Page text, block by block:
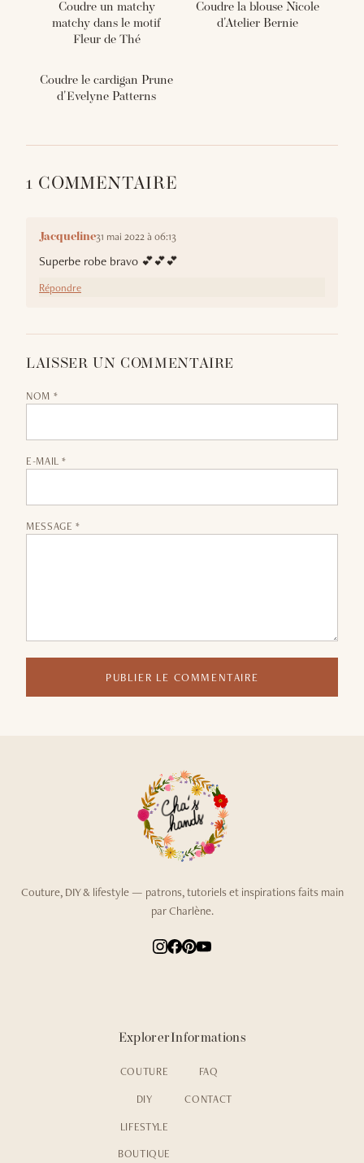
Coudre un matchy
matchy dans le motif
Fleur de Thé
Coudre la blouse Nicole
d'Atelier Bernie
Coudre le cardigan Prune
d'Evelyne Patterns
1 COMMENTAIRE
Jacqueline31 mai 2022 à 06:13
Superbe robe bravo 💕💕💕
Répondre
LAISSER UN COMMENTAIRE
NOM *
E-MAIL *
MESSAGE *
PUBLIER LE COMMENTAIRE
Couture, DIY & lifestyle — patrons, tutoriels et inspirations faits main
par Charlène.
Explorer
COUTURE
DIY
LIFESTYLE
BOUTIQUE
Informations
FAQ
CONTACT